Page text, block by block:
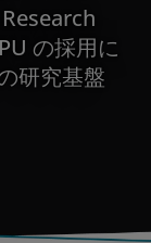
の採用に
研究基盤